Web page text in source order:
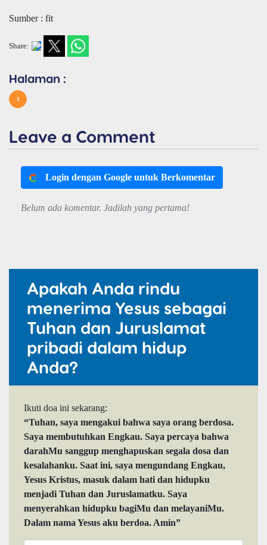
Sumber : fit
Share:
Halaman :
1
Leave a Comment
Login dengan Google untuk Berkomentar
Belum ada komentar. Jadilah yang pertama!
Apakah Anda rindu
menerima Yesus sebagai
Tuhan dan Juruslamat
pribadi dalam hidup
Anda?
Ikuti doa ini sekarang:
“Tuhan, saya mengakui bahwa saya orang berdosa.
Saya membutuhkan Engkau. Saya percaya bahwa
darahMu sanggup menghapuskan segala dosa dan
kesalahanku. Saat ini, saya mengundang Engkau,
Yesus Kristus, masuk dalam hati dan hidupku
menjadi Tuhan dan Juruslamatku. Saya
menyerahkan hidupku bagiMu dan melayaniMu.
Dalam nama Yesus aku berdoa. Amin”